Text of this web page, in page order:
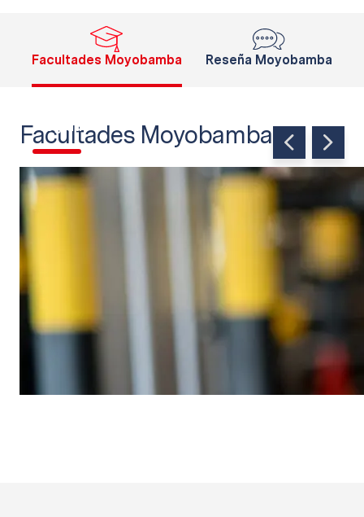
Facultades Moyobamba Reseña Moyobamba
Facultades Moyobamba
Ciencias
Pregrado